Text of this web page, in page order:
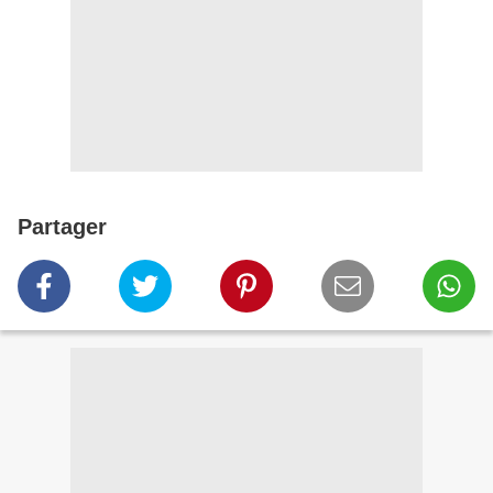
Partager